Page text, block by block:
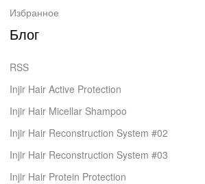
Избранное
Блог
RSS
Injir Hair Active Protection
Injir Hair Micellar Shampoo
Injir Hair Reconstruction System #02
Injir Hair Reconstruction System #03
Injir Hair Protein Protection